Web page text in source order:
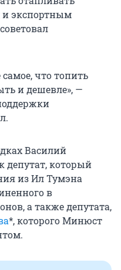
и экспортным
что топить
и дешевле», —
Василий
депутат, который
из Ил Тумэна
в
а также депутата,
*, которого Минюст